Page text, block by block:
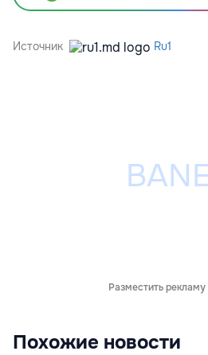
Источник Ru1
Разместить рекламу
Похожие новости